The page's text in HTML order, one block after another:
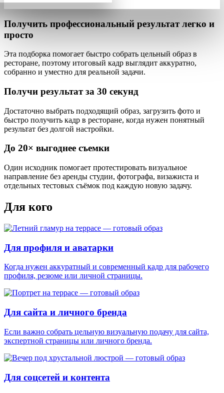
Получить профессиональный результат легко и
просто
Эта подборка помогает быстро собрать цельный образ в
ресторане, поэтому итоговый кадр выглядит аккуратно,
собранно и уместно для реальной задачи.
Получи результат за 30 секунд
Достаточно выбрать подходящий образ, загрузить фото и
быстро получить кадр в ресторане, когда нужен понятный
результат без долгой настройки.
До 20× выгоднее съемки
Один исходник помогает протестировать визуальное
направление без аренды студии, фотографа, визажиста и
отдельных тестовых съёмок под каждую новую задачу.
Для кого
Для профиля и аватарки
Когда нужен аккуратный и современный кадр для рабочего
профиля, резюме или личной страницы.
Для сайта и личного бренда
Если важно собрать цельную визуальную подачу для сайта,
экспертной страницы или личного бренда.
Для соцсетей и контента